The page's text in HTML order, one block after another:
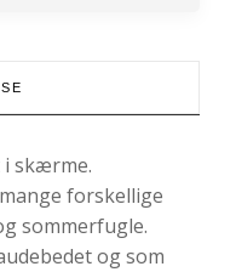
i skærme.
forskellige
sommerfugle.
og som